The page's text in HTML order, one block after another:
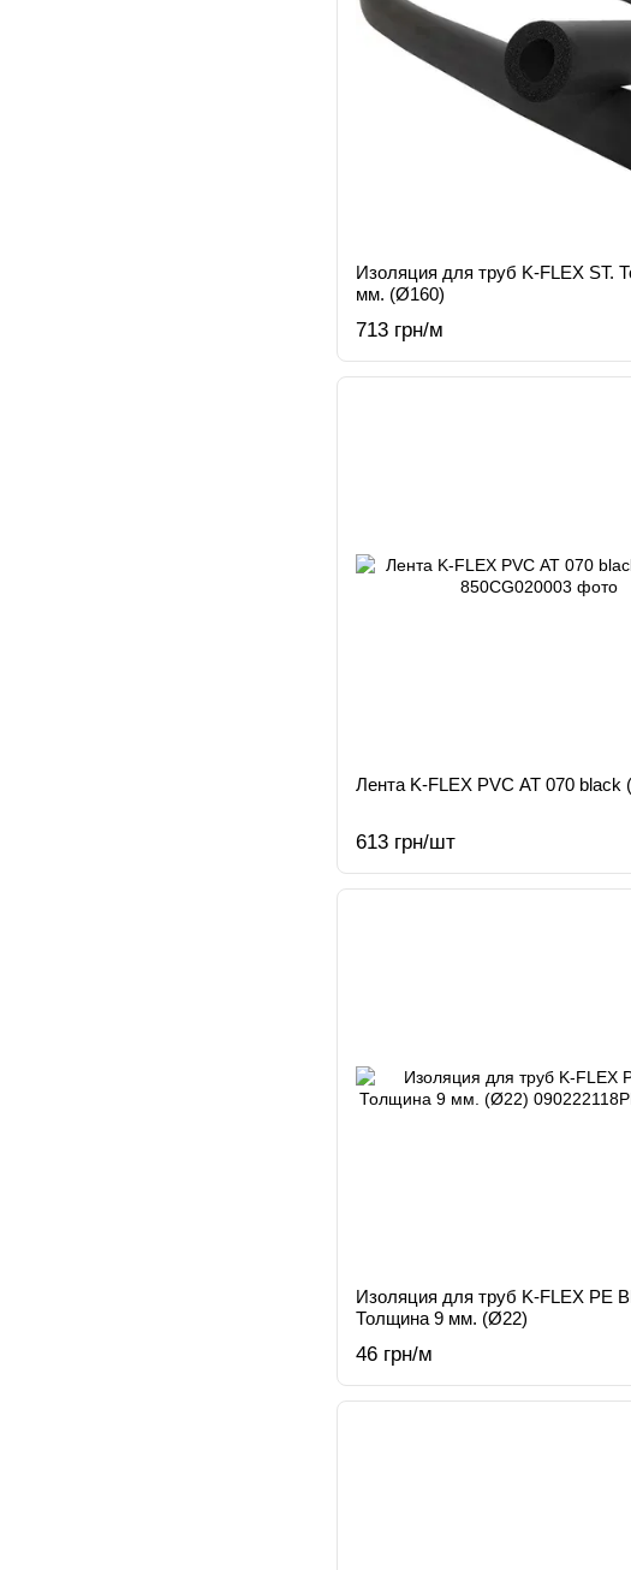
Изоляция для труб K-FLEX ST.
мм. (Ø160)
713 грн/м
Лента K-FLEX PVC АТ 070 black
613 грн/шт
Изоляция для труб K-FLEX PE
Толщина 9 мм. (Ø22)
46 грн/м